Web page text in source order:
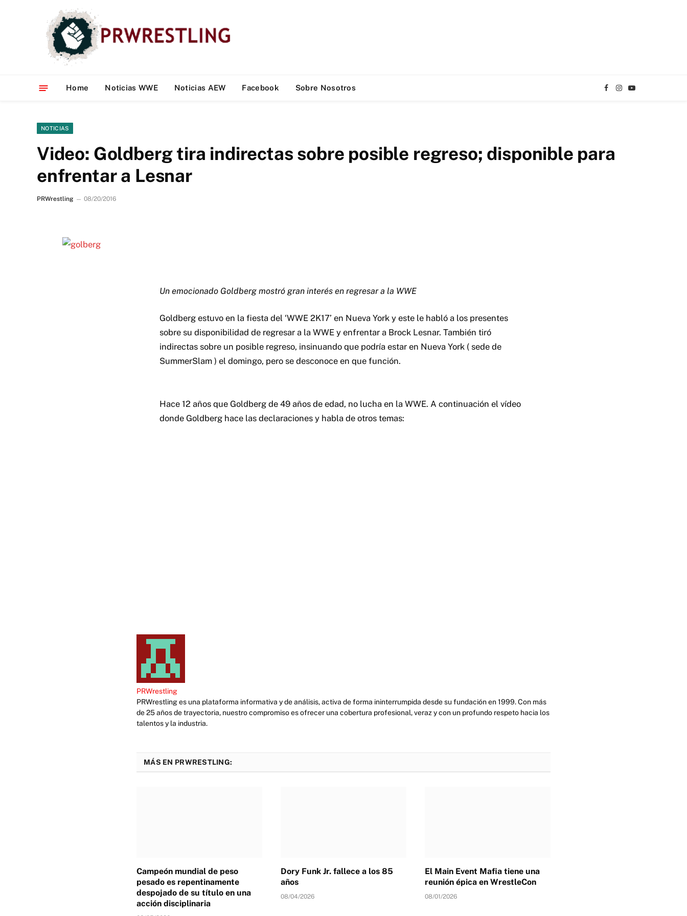
Home Noticias WWE Noticias AEW Facebook Sobre Nosotros
Facebook
Instagram
YouTube
NOTICIAS
Video: Goldberg tira indirectas sobre posible regreso; disponible para
enfrentar a Lesnar
PRWrestling 08/20/2016
Un emocionado Goldberg mostró gran interés en regresar a la WWE
Goldberg estuvo en la fiesta del ‘WWE 2K17’ en Nueva York y este le habló a los presentes
sobre su disponibilidad de regresar a la WWE y enfrentar a Brock Lesnar. También tiró
indirectas sobre un posible regreso, insinuando que podría estar en Nueva York ( sede de
SummerSlam ) el domingo, pero se desconoce en que función.
Hace 12 años que Goldberg de 49 años de edad, no lucha en la WWE. A continuación el vídeo
donde Goldberg hace las declaraciones y habla de otros temas:
PRWrestling
PRWrestling es una plataforma informativa y de análisis, activa de forma ininterrumpida desde su fundación en 1999. Con más
de 25 años de trayectoria, nuestro compromiso es ofrecer una cobertura profesional, veraz y con un profundo respeto hacia los
talentos y la industria.
MÁS EN PRWRESTLING:
Campeón mundial de peso
pesado es repentinamente
despojado de su título en una
acción disciplinaria
Dory Funk Jr. fallece a los 85
años
08/04/2026
El Main Event Mafia tiene una
reunión épica en WrestleCon
08/01/2026